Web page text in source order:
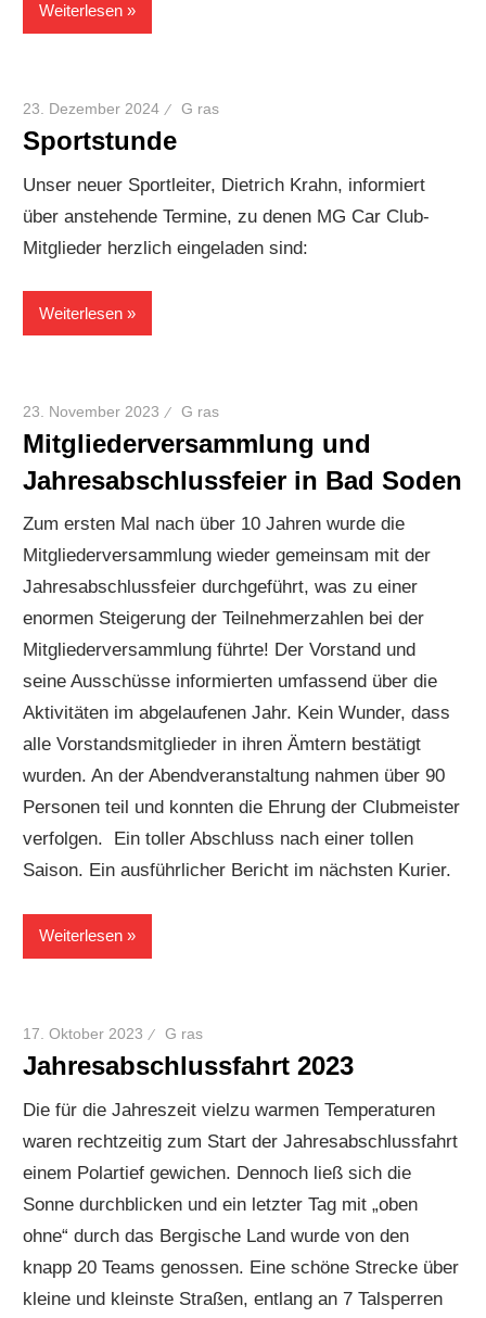
Weiterlesen
23. Dezember 2024 G ras
Sportstunde
Unser neuer Sportleiter, Dietrich Krahn, informiert
über anstehende Termine, zu denen MG Car Club-
Mitglieder herzlich eingeladen sind:
Weiterlesen
23. November 2023 G ras
Mitgliederversammlung und
Jahresabschlussfeier in Bad Soden
Zum ersten Mal nach über 10 Jahren wurde die
Mitgliederversammlung wieder gemeinsam mit der
Jahresabschlussfeier durchgeführt, was zu einer
enormen Steigerung der Teilnehmerzahlen bei der
Mitgliederversammlung führte! Der Vorstand und
seine Ausschüsse informierten umfassend über die
Aktivitäten im abgelaufenen Jahr. Kein Wunder, dass
alle Vorstandsmitglieder in ihren Ämtern bestätigt
wurden. An der Abendveranstaltung nahmen über 90
Personen teil und konnten die Ehrung der Clubmeister
verfolgen. Ein toller Abschluss nach einer tollen
Saison. Ein ausführlicher Bericht im nächsten Kurier.
Weiterlesen
17. Oktober 2023 G ras
Jahresabschlussfahrt 2023
Die für die Jahreszeit vielzu warmen Temperaturen
waren rechtzeitig zum Start der Jahresabschlussfahrt
einem Polartief gewichen. Dennoch ließ sich die
Sonne durchblicken und ein letzter Tag mit „oben
ohne“ durch das Bergische Land wurde von den
knapp 20 Teams genossen. Eine schöne Strecke über
kleine und kleinste Straßen, entlang an 7 Talsperren